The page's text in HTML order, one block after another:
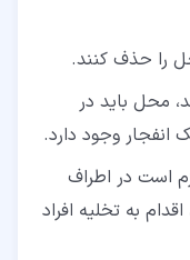
را حذف کنند.
محل باید در
انفجار وجود دارد.
است در اطراف
به تخلیه افراد